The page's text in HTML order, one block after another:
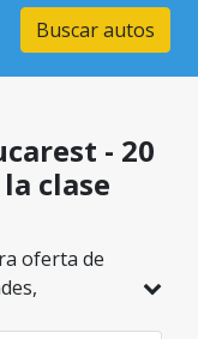
Buscar autos
- 20
clase
oferta de